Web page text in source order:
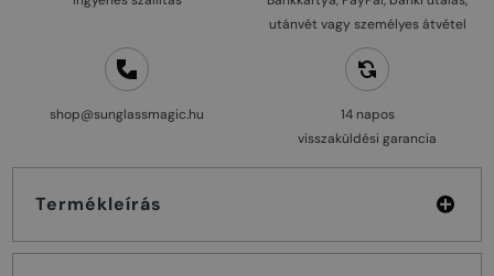
utánvét vagy személyes átvétel
shop@sunglassmagic.hu
14 napos
visszaküldési garancia
Termékleírás